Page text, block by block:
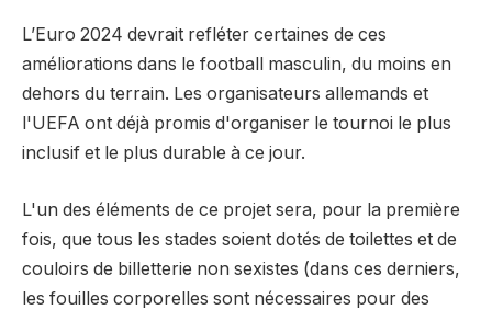
L’Euro 2024 devrait refléter certaines de ces
améliorations dans le football masculin, du moins en
dehors du terrain. Les organisateurs allemands et
l'UEFA ont déjà promis d'organiser le tournoi le plus
inclusif et le plus durable à ce jour.
L'un des éléments de ce projet sera, pour la première
fois, que tous les stades soient dotés de toilettes et de
couloirs de billetterie non sexistes (dans ces derniers,
les fouilles corporelles sont nécessaires pour des